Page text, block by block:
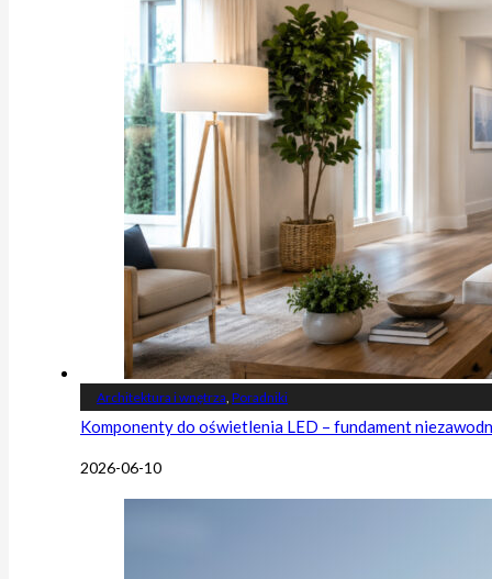
Architektura i wnętrza Poradniki
Komponenty do oświetlenia LED – fundament
2026-06-10